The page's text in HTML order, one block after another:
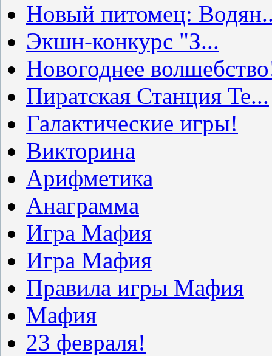
Новый питомец:
Экшн-конкурс "З...
Новогоднее
Пиратская Станция Te...
Галактические игры!
Викторина
Арифметика
Анаграмма
Игра Мафия
Игра Мафия
Правила игры Мафия
Мафия
23 февраля!